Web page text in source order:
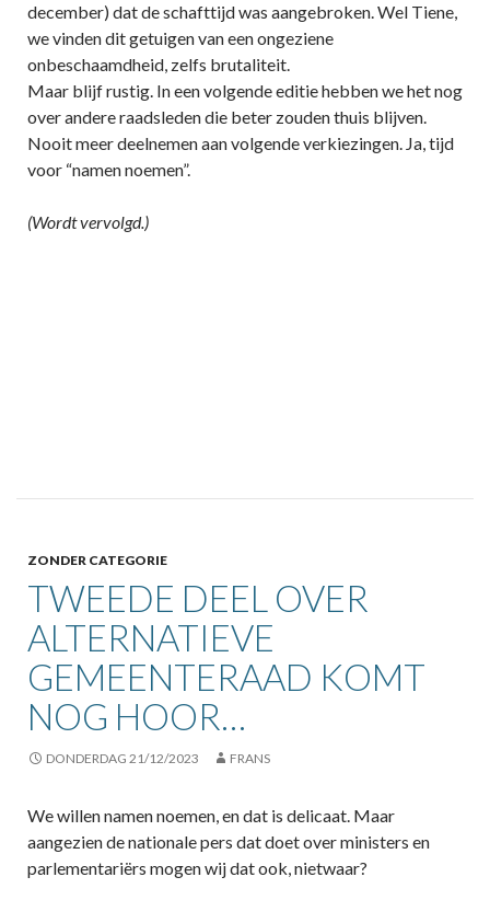
december) dat de schafttijd was aangebroken. Wel Tiene,
we vinden dit getuigen van een ongeziene
onbeschaamdheid, zelfs brutaliteit.
Maar blijf rustig. In een volgende editie hebben we het nog
over andere raadsleden die beter zouden thuis blijven.
Nooit meer deelnemen aan volgende verkiezingen. Ja, tijd
voor “namen noemen”.
(Wordt vervolgd.)
ZONDER CATEGORIE
TWEEDE DEEL OVER
ALTERNATIEVE
GEMEENTERAAD KOMT
NOG HOOR…
DONDERDAG 21/12/2023 FRANS
We willen namen noemen, en dat is delicaat. Maar
aangezien de nationale pers dat doet over ministers en
parlementariërs mogen wij dat ook, nietwaar?